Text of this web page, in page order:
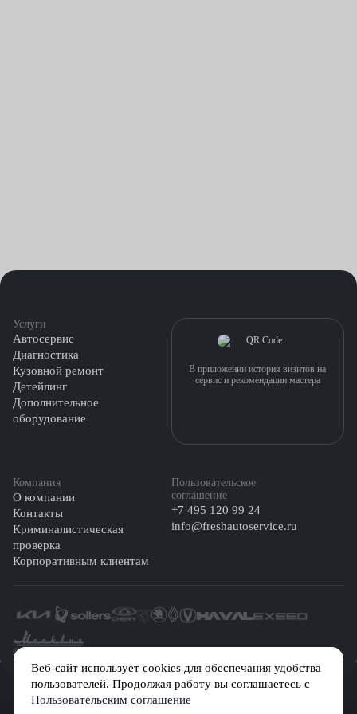
Веб-сайт использует cookies для обеспечания удобства
пользователей. Продолжая работу вы соглашаетесь с
Пользовательским соглашение
Услуги
Автосервис
Диагностика
Кузовной ремонт
Детейлинг
Дополнительное
оборудование
Компания
О компании
Контакты
Криминалистическая
проверка
Корпоративным клиентам
Пользовательское
соглашение
+7 495 120 99 24
info@freshautoservice.ru
В приложении история визитов на
сервис и рекомендации мастера
©️ 2026 Fresh Auto
Сетевое издание «Первый автомобильный маркетплейс» зарегистрировано
Решением Федеральной службы по надзору в сфере связи, информационных